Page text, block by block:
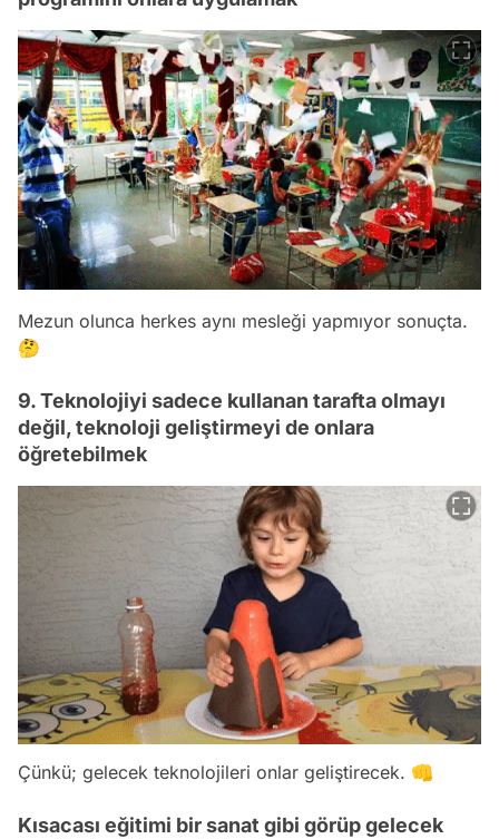
Mezun olunca herkes aynı mesleği yapmıyor sonuçta.
🤔
9. Teknolojiyi sadece kullanan tarafta olmayı
değil, teknoloji geliştirmeyi de onlara
öğretebilmek
Çünkü; gelecek teknolojileri onlar geliştirecek. 👊
Kısacası eğitimi bir sanat gibi görüp gelecek